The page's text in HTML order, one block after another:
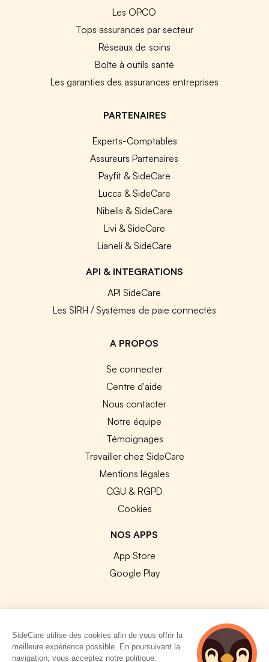
Les OPCO
Tops assurances par secteur
Réseaux de soins
Boîte à outils santé
Les garanties des assurances entreprises
PARTENAIRES
Experts-Comptables
Assureurs Partenaires
Payfit & SideCare
Lucca & SideCare
Nibelis & SideCare
Livi & SideCare
Lianeli & SideCare
API & INTEGRATIONS
API SideCare
Les SIRH / Systèmes de paie connectés
A PROPOS
Se connecter
Centre d'aide
Nous contacter
Notre équipe
Témoignages
Travailler chez SideCare
Mentions légales
CGU & RGPD
Cookies
NOS APPS
App Store
Google Play
© 2026 SideCare. Tous droits réservés.
SideCare utilise des cookies afin de vous offrir la
meilleure expérience possible. En poursuivant la
navigation, vous acceptez notre politique.